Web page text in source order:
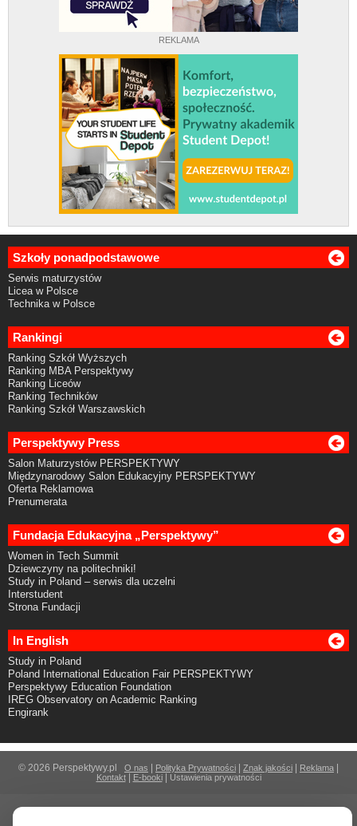
REKLAMA
Szkoły ponadpodstawowe
Serwis maturzystów
Licea w Polsce
Technika w Polsce
Rankingi
Ranking Szkół Wyższych
Ranking MBA Perspektywy
Ranking Liceów
Ranking Techników
Ranking Szkół Warszawskich
Perspektywy Press
Salon Maturzystów PERSPEKTYWY
Międzynarodowy Salon Edukacyjny PERSPEKTYWY
Oferta Reklamowa
Prenumerata
Fundacja Edukacyjna „Perspektywy”
Women in Tech Summit
Dziewczyny na politechniki!
Study in Poland – serwis dla uczelni
Interstudent
Strona Fundacji
In English
Study in Poland
Poland International Education Fair PERSPEKTYWY
Perspektywy Education Foundation
IREG Observatory on Academic Ranking
Engirank
© 2026 Perspektywy.pl O nas Polityka Prywatności Znak jakości Reklama
Kontakt| E-booki| Ustawienia prywatności